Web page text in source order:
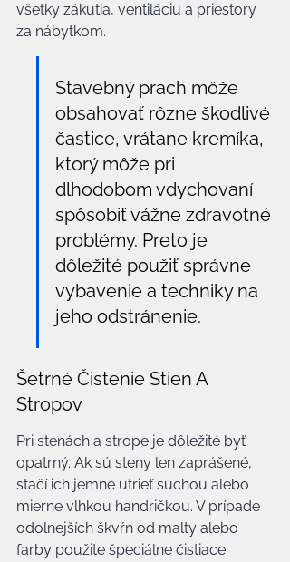
všetky zákutia, ventiláciu a priestory
za nábytkom.
Stavebný prach môže
obsahovať rôzne škodlivé
častice, vrátane kremíka,
ktorý môže pri
dlhodobom vdychovaní
spôsobiť vážne zdravotné
problémy. Preto je
dôležité použiť správne
vybavenie a techniky na
jeho odstránenie.
Šetrné Čistenie Stien A
Stropov
Pri stenách a strope je dôležité byť
opatrný. Ak sú steny len zaprášené,
stačí ich jemne utrieť suchou alebo
mierne vlhkou handričkou. V prípade
odolnejších škvŕn od malty alebo
farby použite špeciálne čistiace